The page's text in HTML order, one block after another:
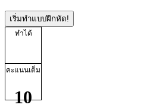
เริ่มทำแบบฝึกหัด!
ทำได้
คะแนนเต็ม
10